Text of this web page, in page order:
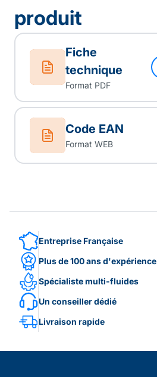
produit
Fiche
technique
Format PDF
Code EAN
Format WEB
Entreprise Française
Plus de 100 ans d'expérience
Spécialiste multi-fluides
Un conseiller dédié
Livraison rapide